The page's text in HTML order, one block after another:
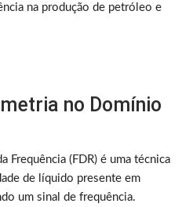
na produção de petróleo e
no Domínio
Frequência (FDR) é uma técnica
de líquido presente em
um sinal de frequência.